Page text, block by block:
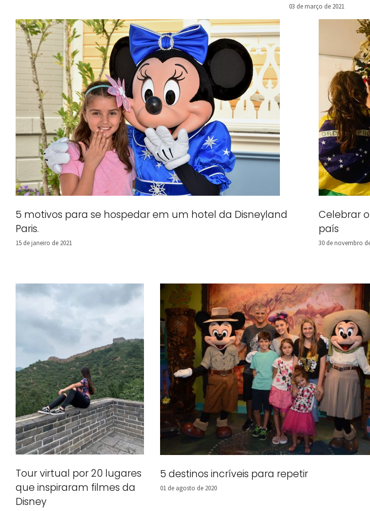
03 de março de 2021
5 motivos para se hospedar em um hotel da Disneyland
Paris.
15 de janeiro de 2021
Celebrar
país
30 de novembro
Tour virtual por 20 lugares
que inspiraram filmes da
Disney
5 destinos incríveis para repetir
01 de agosto de 2020